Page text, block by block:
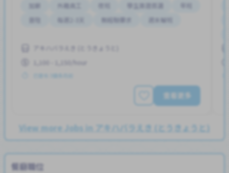
加薪 外籍員工 學生簽證首選
晉陞
每週2-3天 無經驗要求 週末輪班
アキハバラえき (とうきょうと)
1,100 - 1,150/hour
已發布 3個多月前
查看更多
View more Jobs in アキハバラえき (とうきょうと)
餐廳職位